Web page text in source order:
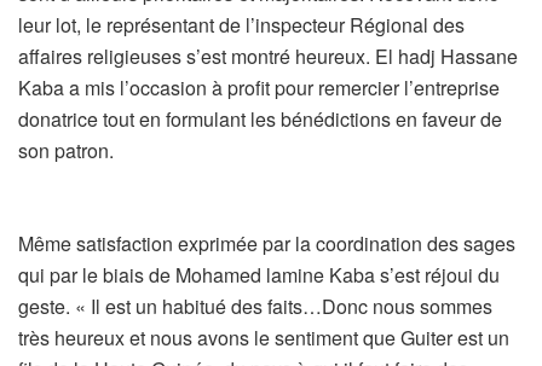
leur lot, le représentant de l’inspecteur Régional des
affaires religieuses s’est montré heureux. El hadj Hassane
Kaba a mis l’occasion à profit pour remercier l’entreprise
donatrice tout en formulant les bénédictions en faveur de
son patron.
Même satisfaction exprimée par la coordination des sages
qui par le biais de Mohamed lamine Kaba s’est réjoui du
geste. « Il est un habitué des faits…Donc nous sommes
très heureux et nous avons le sentiment que Guiter est un